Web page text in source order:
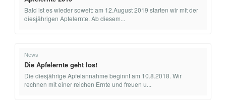
Bald ist es wieder soweit: am 12.August 2019 starten wir mit der
diesjährigen Apfelernte. Ab diesem...
News
Die Apfelernte geht los!
Die diesjährige Apfelannahme beginnt am 10.8.2018. Wir
rechnen mit einer reichen Ernte und freuen u...